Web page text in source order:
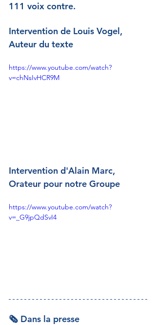
111 voix contre.
Intervention de Louis Vogel,
Auteur du texte
https://www.youtube.com/watch?
v=chNsIvHCR9M
Intervention d'Alain Marc,
Orateur pour notre Groupe
https://www.youtube.com/watch?
v=_G9jpQdSvI4
🗞️ Dans la presse